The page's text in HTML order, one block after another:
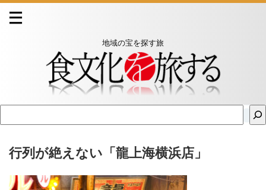
地域の宝を探す旅
行列が絶えない「龍上海横浜店」